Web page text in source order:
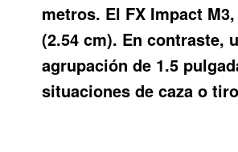
metros. El FX Impact
(2.54 cm). En contraste,
agrupación de 1.5
situaciones de caza o